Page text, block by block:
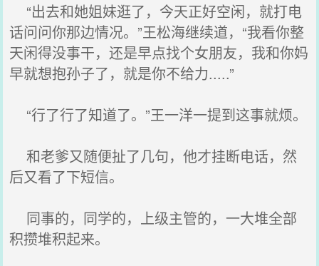
“出去和她姐妹逛了，今天正好空闲，就打电
话问问你那边情况。”王松海继续道，“我看你整
天闲得没事干，还是早点找个女朋友，我和你妈
早就想抱孙子了，就是你不给力.....”
“行了行了知道了。”王一洋一提到这事就烦。
和老爹又随便扯了几句，他才挂断电话，然
后又看了下短信。
同事的，同学的，上级主管的，一大堆全部
积攒堆积起来。